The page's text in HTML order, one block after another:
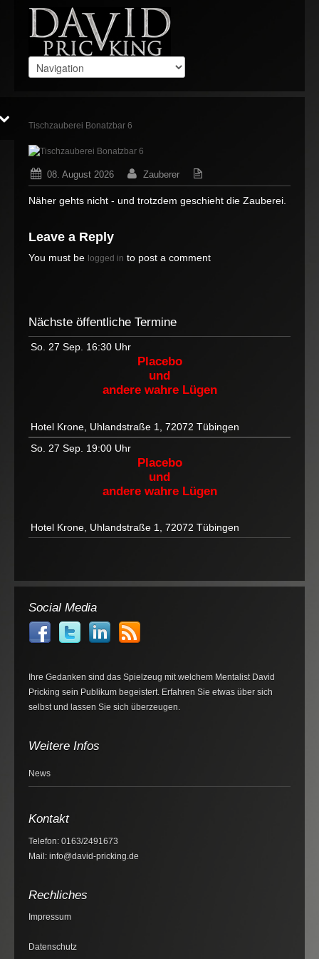
Tischzauberei Bonatzbar 6
08. August 2026 Zauberer
Keine Gedanken
Näher gehts nicht - und trotzdem geschieht die Zauberei.
Leave a Reply
You must be logged in to post a comment
Nächste öffentliche Termine
So. 27 Sep. 16:30 Uhr
Placebo
und
andere wahre Lügen
Hotel Krone, Uhlandstraße 1, 72072 Tübingen
So. 27 Sep. 19:00 Uhr
Placebo
und
andere wahre Lügen
Hotel Krone, Uhlandstraße 1, 72072 Tübingen
Social Media
Ihre Gedanken sind das Spielzeug mit welchem Mentalist David
Pricking sein Publikum begeistert. Erfahren Sie etwas über sich
selbst und lassen Sie sich überzeugen.
Weitere Infos
News
Kontakt
Telefon: 0163/2491673
Mail: info@david-pricking.de
Rechliches
Impressum
Datenschutz